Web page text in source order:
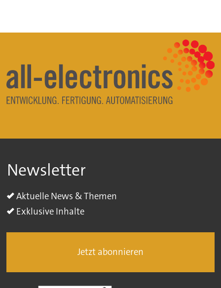
Newsletter
Aktuelle News & Themen
Exklusive Inhalte
Jetzt abonnieren